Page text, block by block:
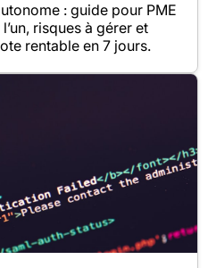
: guide pour PME
risques à gérer et
rentable en 7 jours.